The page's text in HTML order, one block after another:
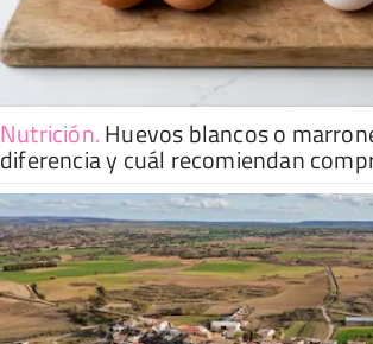
Nutrición.Huevos blancos o
diferencia y cuál recomiendan